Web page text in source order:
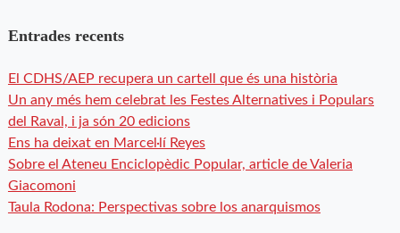
Entrades recents
El CDHS/AEP recupera un cartell que és una història
Un any més hem celebrat les Festes Alternatives i Populars
del Raval, i ja són 20 edicions
Ens ha deixat en Marcel·lí Reyes
Sobre el Ateneu Enciclopèdic Popular, article de Valeria
Giacomoni
Taula Rodona: Perspectivas sobre los anarquismos